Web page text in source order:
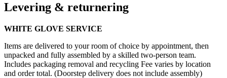
Levering & returnering
WHITE GLOVE SERVICE
Items are delivered to your room of choice by appointment, then
unpacked and fully assembled by a skilled two-person team.
Includes packaging removal and recycling Fee varies by location
and order total. (Doorstep delivery does not include assembly)